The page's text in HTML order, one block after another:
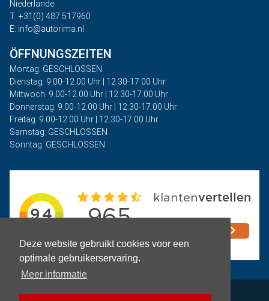
Deze website gebruikt cookies voor een
optimale gebruikerservaring.
Meer informatie
Niederlande
T: +31(0) 487 517960
E: info@autorima.nl
ÖFFNUNGSZEITEN
Montag: GESCHLOSSEN
Dienstag: 9.00-12.00 Uhr | 12.30-17.00 Uhr
Mittwoch: 9.00-12.00 Uhr | 12.30-17.00 Uhr
Donnerstag: 9.00-12.00 Uhr | 12.30-17.00 Uhr
Freitag: 9.00-12.00 Uhr | 12.30-17.00 Uhr
Samstag: GESCHLOSSEN
Sonntag: GESCHLOSSEN
Privacy